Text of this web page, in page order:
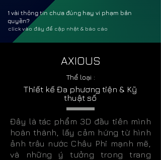
1 vài thông tin chưa đúng hay vi phạm bản
quyền?
click vào đây để cập nhật & báo cáo
AXIOUS
Thể loại :
Thiết kế Đa phương tiện & Kỹ
thuật số
Đây là tác phẩm 3D đầu tiên mình
hoàn thành, lấy cảm hứng từ hình
ảnh trâu nước Châu Phi mạnh mẽ,
và những ý tưởng trong trang